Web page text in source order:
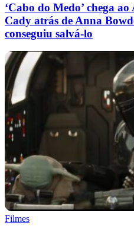
‘Cabo do Medo’ chega
Cady atrás de Anna
conseguiu salvá-lo
Filmes